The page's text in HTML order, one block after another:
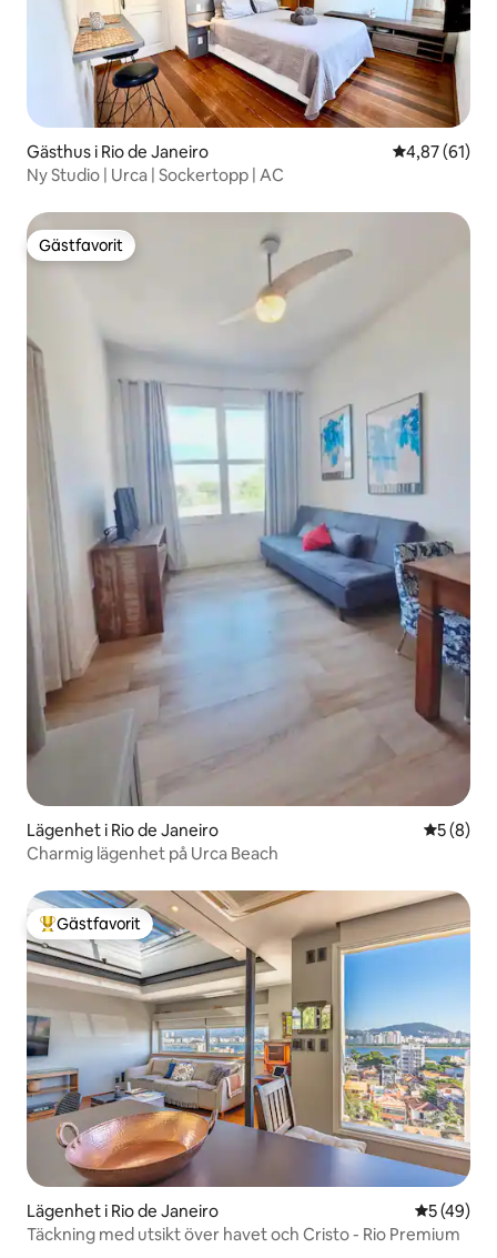
Gästhus i Rio de Janeiro 4,87 av 5 i
4,87 (61)
Ny Studio | Urca | Sockertopp | AC
Gästfavorit
Gästfavorit
Lägenhet i Rio de Janeiro 5 av 5 i
5 (8)
Charmig lägenhet på Urca Beach
Populär gästfavorit
Gästfavorit
Lägenhet i Rio de Janeiro 5 av 5 i
5 (49)
Täckning med utsikt över havet och Cristo - Rio Premium